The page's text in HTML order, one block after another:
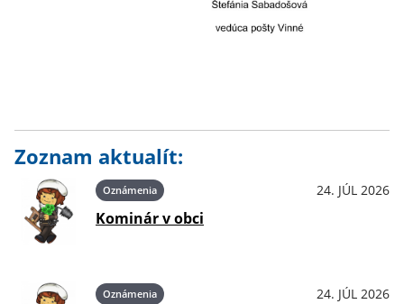
Zoznam aktualít:
Oznámenia 24. JÚL 2026
Kominár v obci
Oznámenia 24. JÚL 2026